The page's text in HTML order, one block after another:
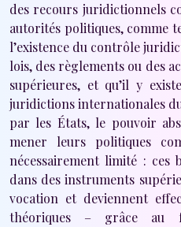
des recours juridictionnels
autorités politiques, comme
l’existence du contrôle
lois, des règlements ou des
supérieures, et qu’il y
juridictions internationales
par les États, le pouvoir
mener leurs politiques
nécessairement limité : ces
dans des instruments
vocation et deviennent
théoriques – grâce au